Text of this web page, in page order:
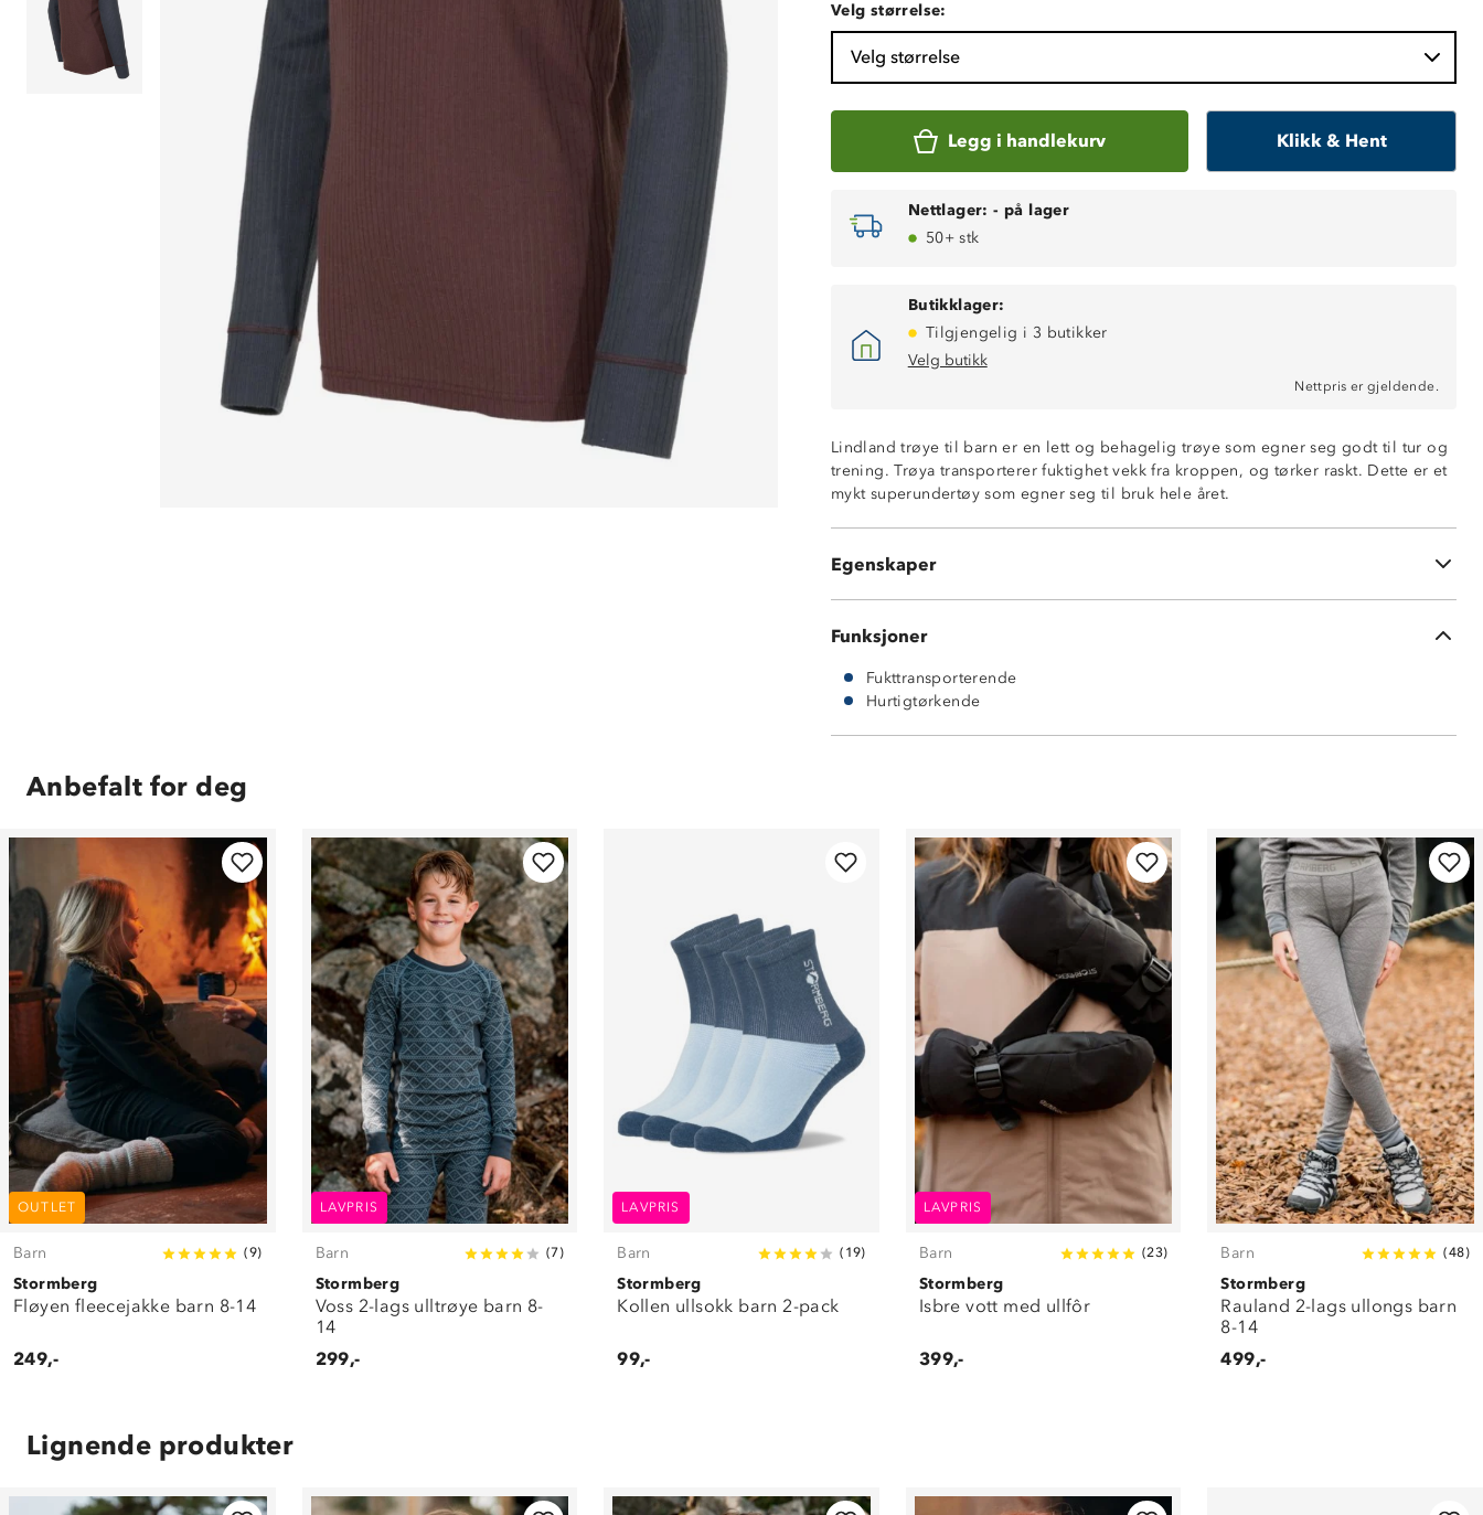
Velg størrelse:
Velg størrelse
Legg i handlekurv Klikk & Hent
Nettlager: - på lager
50+ stk
Butikklager:
Tilgjengelig i 3 butikker
Velg butikk
Nettpris er gjeldende.
Lindland trøye til barn er en lett og behagelig trøye som egner seg godt til tur og
trening. Trøya transporterer fuktighet vekk fra kroppen, og tørker raskt. Dette er et
mykt superundertøy som egner seg til bruk hele året.
Egenskaper
100% polyester
Funksjoner
Fukttransporterende
Hurtigtørkende
Anbefalt for deg
OUTLET
Barn (9)
Stormberg
Fløyen fleecejakke barn 8-14
249,-
LAVPRIS
Barn (7)
Stormberg
Voss 2-lags ulltrøye barn 8-
14
299,-
LAVPRIS
Barn ( 19)
Stormberg
Kollen ullsokk barn 2-pack
99,-
LAVPRIS
Barn (23)
Stormberg
Isbre vott med ullfôr
399,-
Barn (48)
Stormberg
Rauland 2-lags ullongs barn
8-14
499,-
Lignende produkter